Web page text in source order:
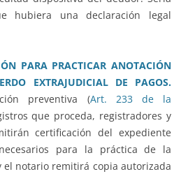
hubiera una declaración legal
PARA PRACTICAR ANOTACIÓN
EXTRAJUDICIAL DE PAGOS.
preventiva (Art. 233 de la
que proceda, registradores y
certificación del expediente
para la práctica de la
el notario remitirá copia autorizada